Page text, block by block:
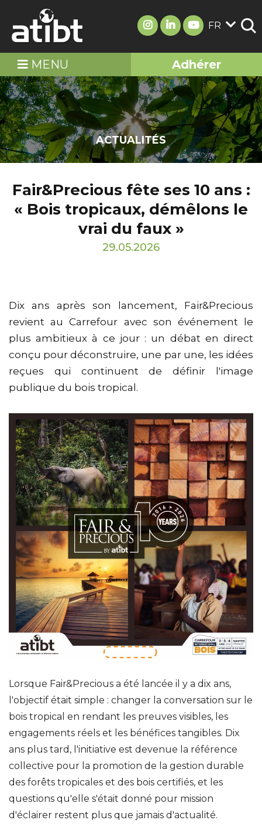
FR
MENU Adhérer
ACTUALITÉS
Fair&Precious fête ses 10 ans :
« Bois tropicaux, démêlons le
vrai du faux »
29.05.2026
Dix ans après son lancement, Fair&Precious
revient au Carrefour avec son événement le
plus ambitieux à ce jour : un débat en direct
conçu pour déconstruire, une par une, les idées
reçues qui continuent de définir l'image
publique du bois tropical.
Lorsque Fair&Precious a été lancée il y a dix ans,
l'objectif était simple : changer la conversation sur le
bois tropical en rendant les preuves visibles, les
engagements réels et les bénéfices tangibles. Dix
ans plus tard, l'initiative est devenue la référence
collective pour la promotion de la gestion durable
des forêts tropicales et des bois certifiés, et les
questions qu'elle s'était donné pour mission
d'éclairer restent plus que jamais d'actualité.